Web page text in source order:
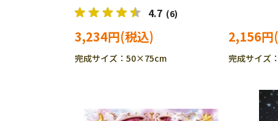
ブ） (ミッキー＆フレンズ) 1000ピ
ース ジグソーパズル EPO-97-703s
4.7 (6)
3,234円
完成サイズ：50×75cm
2,156円
完成サイズ